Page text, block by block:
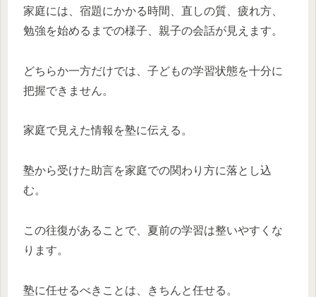
家庭には、宿題にかかる時間、直しの質、疲れ方、
勉強を始めるまでの様子、親子の会話が見えます。
どちらか一方だけでは、子どもの学習状態を十分に
把握できません。
家庭で見えた情報を塾に伝える。
塾から受けた助言を家庭での関わり方に落とし込
む。
この往復があることで、夏前の学習は整いやすくな
ります。
塾に任せるべきことは、きちんと任せる。